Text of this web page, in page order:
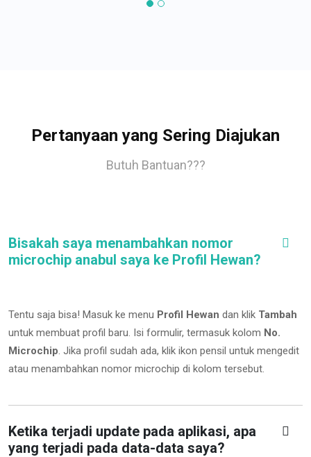
Pertanyaan yang Sering Diajukan
Butuh Bantuan???
Bisakah saya menambahkan nomor
microchip anabul saya ke Profil Hewan?
Tentu saja bisa! Masuk ke menu Profil Hewan dan klik Tambah
untuk membuat profil baru. Isi formulir, termasuk kolom No.
Microchip. Jika profil sudah ada, klik ikon pensil untuk mengedit
atau menambahkan nomor microchip di kolom tersebut.
Ketika terjadi update pada aplikasi, apa
yang terjadi pada data-data saya?